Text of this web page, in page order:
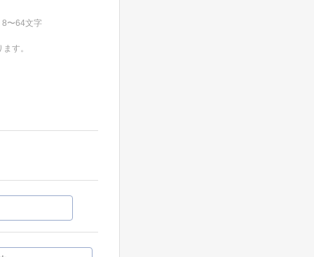
〜64文字
す。